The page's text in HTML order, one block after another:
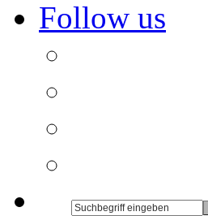
Follow us